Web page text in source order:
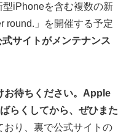
iPhoneを含む複数の新
round.」を開催する予定
サイトがメンテナンス
お待ちください。Apple
らくしてから、ぜひまた
おり、裏で公式サイトの